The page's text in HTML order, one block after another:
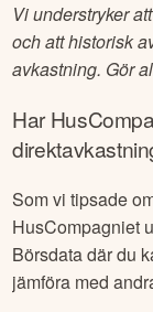
Vi understryker
och att historisk
avkastning. Gör
Har
Som vi tipsade
HusCompagniet
Börsdata där du
jämföra med